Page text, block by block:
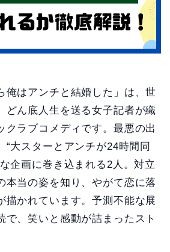
俺はアンチと結婚した」は、世
どん底人生を送る女子記者が織
クラブコメディです。最悪の出
“大スターとアンチが24時間同
企画に巻き込まれる2人。対立
本当の姿を知り、やがて恋に落
描かれています。予測不能な展
で、笑いと感動が詰まったスト